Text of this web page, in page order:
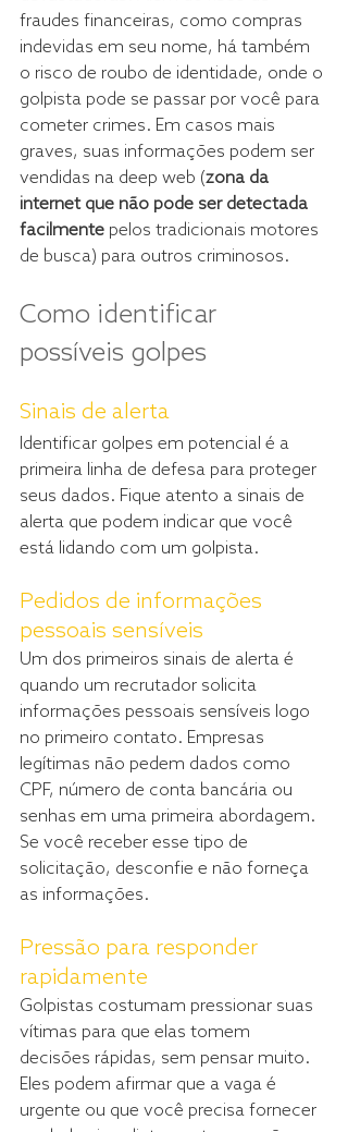
fraudes financeiras, como compras
indevidas em seu nome, há também
o risco de roubo de identidade, onde o
golpista pode se passar por você para
cometer crimes. Em casos mais
graves, suas informações podem ser
vendidas na deep web (zona da
internet que não pode ser detectada
facilmente pelos tradicionais motores
de busca) para outros criminosos.
Como identificar
possíveis golpes
Sinais de alerta
Identificar golpes em potencial é a
primeira linha de defesa para proteger
seus dados. Fique atento a sinais de
alerta que podem indicar que você
está lidando com um golpista.
Pedidos de informações
pessoais sensíveis
Um dos primeiros sinais de alerta é
quando um recrutador solicita
informações pessoais sensíveis logo
no primeiro contato. Empresas
legítimas não pedem dados como
CPF, número de conta bancária ou
senhas em uma primeira abordagem.
Se você receber esse tipo de
solicitação, desconfie e não forneça
as informações.
Pressão para responder
rapidamente
Golpistas costumam pressionar suas
vítimas para que elas tomem
decisões rápidas, sem pensar muito.
Eles podem afirmar que a vaga é
urgente ou que você precisa fornecer